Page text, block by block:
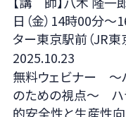
日（金）14時00分
ター東京駅前（JR
2025.10.23
無料ウェビナー ～
のための視点～ ハ
的安全性と生産性